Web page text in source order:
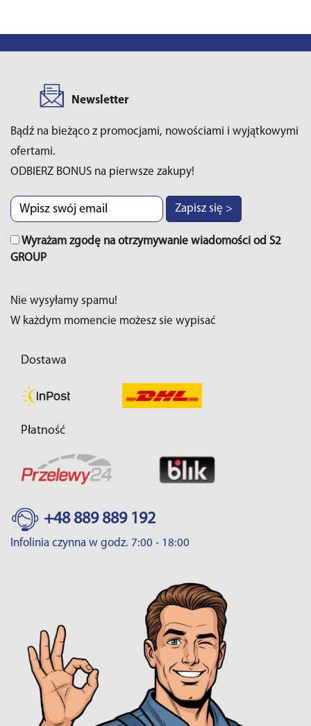
Newsletter
Bądź na bieżąco z promocjami, nowościami i wyjątkowymi
ofertami.
ODBIERZ BONUS na pierwsze zakupy!
Zapisz się >
Wyrażam zgodę na otrzymywanie wiadomości od S2
GROUP
Nie wysyłamy spamu!
W każdym momencie możesz sie wypisać
Dostawa
Płatność
+48 889 889 192
Infolinia czynna w godz. 7:00 - 18:00